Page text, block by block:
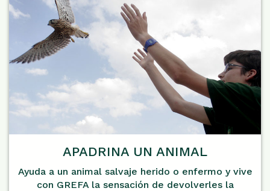
APADRINA UN ANIMAL
Ayuda a un animal salvaje herido o enfermo y vive
con GREFA la sensación de devolverles la